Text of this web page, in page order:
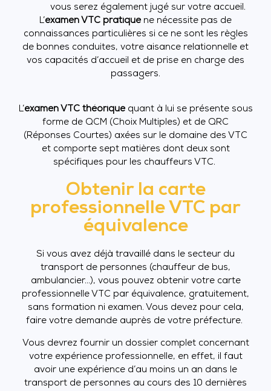
vous serez également jugé sur votre accueil.
L’examen VTC pratique ne nécessite pas de
connaissances particulières si ce ne sont les règles
de bonnes conduites, votre aisance relationnelle et
vos capacités d’accueil et de prise en charge des
passagers.
L’examen VTC théoriquequant à lui se présente sous
forme de QCM (Choix Multiples) et de QRC
(Réponses Courtes) axées sur le domaine des VTC
et comporte sept matières dont deux sont
spécifiques pour les chauffeurs VTC.
Obtenir la carte
professionnelle VTC par
équivalence
Si vous avez déjà travaillé dans le secteur du
transport de personnes (chauffeur de bus,
ambulancier…), vous pouvez obtenir votre carte
professionnelle VTC par équivalence, gratuitement,
sans formation ni examen. Vous devez pour cela,
faire votre demande auprès de votre préfecture.
Vous devrez fournir un dossier complet concernant
votre expérience professionnelle, en effet, il faut
avoir une expérience d’au moins un an dans le
transport de personnes au cours des 10 dernières